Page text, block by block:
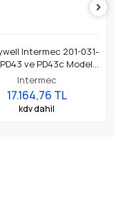
Intermec 201-031-
ve PD43c Model
Etiket Yazıcı 203 Dpi
Termal Baskı Kafası
Intermec
17.164,76 TL
kdv dahil